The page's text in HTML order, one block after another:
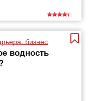
бизнес
водность